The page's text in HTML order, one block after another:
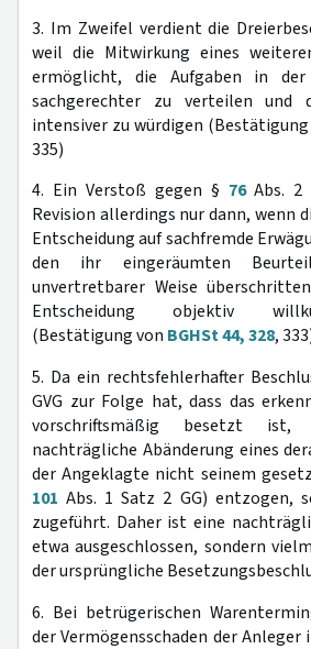
3. Im Zweifel verdient die
weil die Mitwirkung eines
ermöglicht, die Aufgaben in der
sachgerechter zu verteilen und
intensiver zu würdigen
335)
4. Ein Verstoß gegen § 76Abs. 2
Revision allerdings nur dann, wenn
Entscheidung auf sachfremde
den ihr eingeräumten
unvertretbarer Weise
Entscheidung objektiv
(Bestätigung von BGHSt 44, 328,
5. Da ein rechtsfehlerhafter
GVG zur Folge hat, dass das
vorschriftsmäßig besetzt
nachträgliche Abänderung eines
der Angeklagte nicht seinem
101 Abs. 1 Satz 2 GG) entzogen,
zugeführt. Daher ist eine
etwa ausgeschlossen, sondern
der ursprüngliche
6. Bei betrügerischen
der Vermögensschaden der